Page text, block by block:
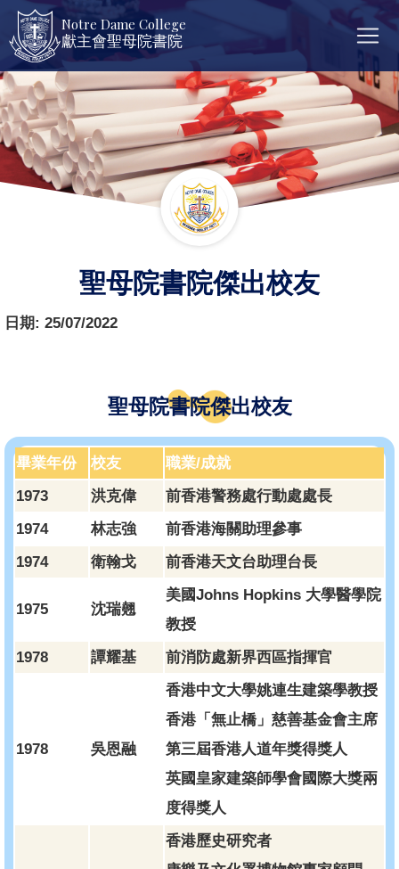
Notre Dame College
獻主會聖母院書院
聖母院書院傑出校友
日期: 25/07/2022
聖母院書院傑出校友
畢業年份 校友
職業/成就
1973
洪克偉
前香港警務處行動處處長
1974
林志強
前香港海關助理參事
1974
衛翰戈 前香港天文台助理台長
1975 沈瑞翹
美國Johns Hopkins 大學醫學院
教授
1978
譚耀基 前消防處新界西區指揮官
1978 吳恩融
香港中文大學姚連生建築學教授
香港「無止橋」慈善基金會主席
第三屆香港人道年獎得獎人
英國皇家建築師學會國際大獎兩
度得獎人
香港歷史研究者